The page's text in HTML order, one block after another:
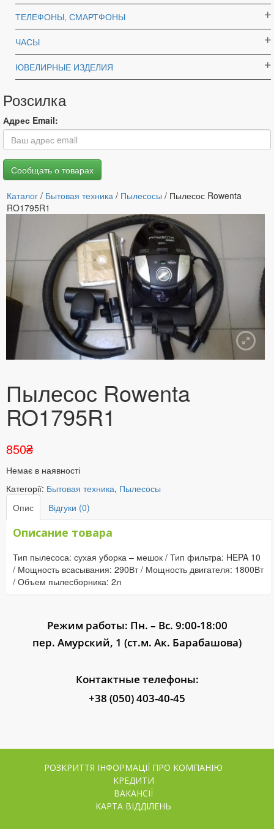
ТЕЛЕФОНЫ, СМАРТФОНЫ
ЧАСЫ
ЮВЕЛИРНЫЕ ИЗДЕЛИЯ
Розсилка
Адрес Email:
Каталог / Бытовая техника / Пылесосы / Пылесос Rowenta
RO1795R1
Пылесос Rowenta
RO1795R1
850₴
Немає в наявності
Категорії: Бытовая техника, Пылесосы
Опис
Відгуки (0)
Описание товара
Тип пылесоса: сухая уборка – мешок / Тип фильтра: HEPA 10
/ Мощность всасывания: 290Вт / Мощность двигателя: 1800Вт
/ Объем пылесборника: 2л
Режим работы: Пн. – Вс. 9:00-18:00
пер. Амурский, 1 (ст.м. Ак. Барабашова)
Контактные телефоны:
+38 (050) 403-40-45
РОЗКРИТТЯ ІНФОРМАЦІЇ ПРО КОМПАНІЮ
КРЕДИТИ
ВАКАНСІЇ
КАРТА ВІДДІЛЕНЬ